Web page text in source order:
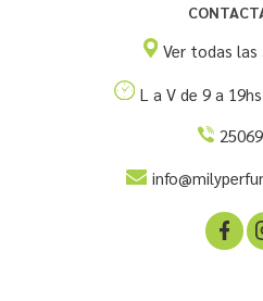
Ver todas las
L a V de 9 a